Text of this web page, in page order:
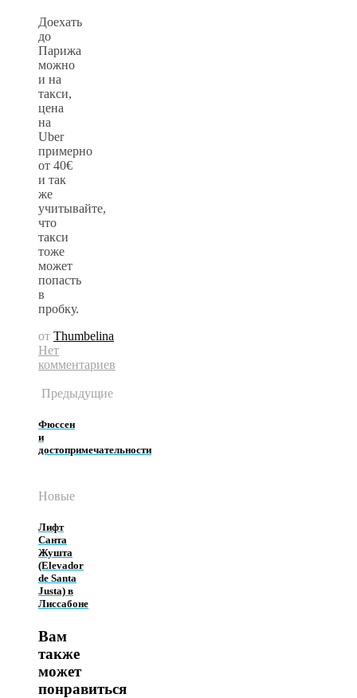
Доехать
до
Парижа
можно
и на
такси,
цена
на
Uber
примерно
от 40€
и так
же
учитывайте,
что
такси
тоже
может
попасть
в
пробку.
от Thumbelina
Нет
комментариев
Предыдущие
Фюссен
и
достопримечательности
Новые
Лифт
Санта
Жушта
(Elevador
de Santa
Justa) в
Лиссабоне
Вам
также
может
понравиться